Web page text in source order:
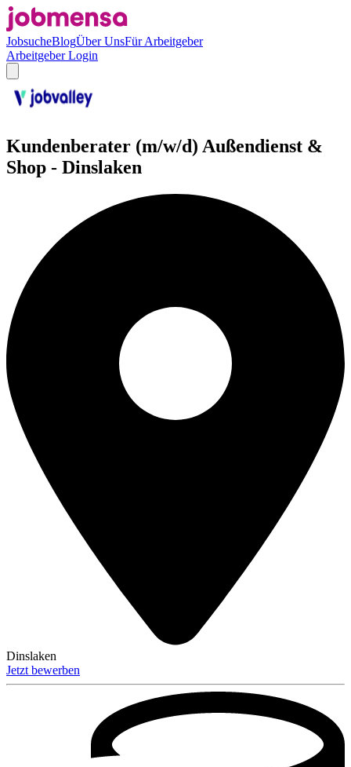
JobsucheBlogÜber UnsFür Arbeitgeber
Arbeitgeber Login
Kundenberater (m/w/d) Außendienst &
Shop - Dinslaken
Dinslaken
Jetzt bewerben